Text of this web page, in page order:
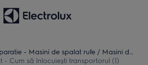
- Masini de spalat rufe / Masini de
- Cum să înlocuiești transportorul (1)